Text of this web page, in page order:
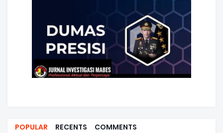
POPULAR RECENTS COMMENTS